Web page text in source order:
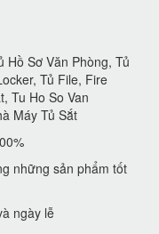
Hồ Sơ Văn Phòng, Tủ
Tủ File, Fire
Tu Ho So Van
Máy Tủ Sắt
những sản phẩm tốt
ngày lễ